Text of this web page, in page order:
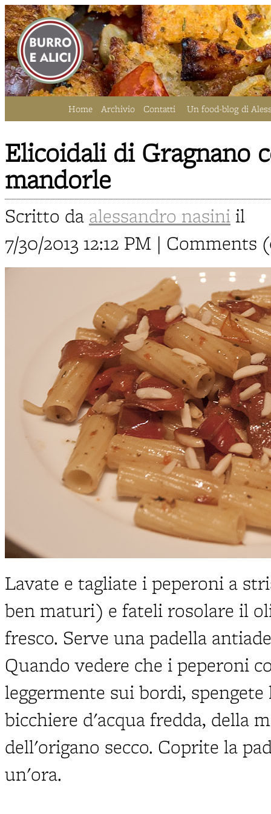
Home Archivio Contatti Un food-blog di
Elicoidali di Gragnano
mandorle
Scritto da alessandro nasini il
7/30/2013 12:12 PM | Comments
Lavate e tagliate i peperoni a
ben maturi) e fateli rosolare il
fresco. Serve una padella
Quando vedere che i peperoni
leggermente sui bordi,
bicchiere d'acqua fredda, della
dell'origano secco. Coprite la
un'ora.